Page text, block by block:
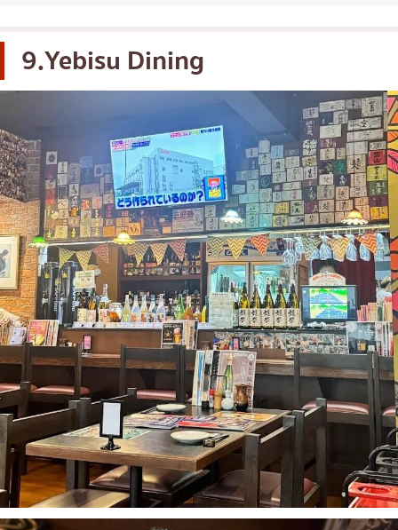
9.Yebisu Dining